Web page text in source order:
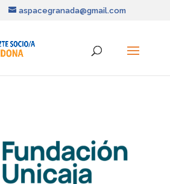
aspacegranada@gmail.com